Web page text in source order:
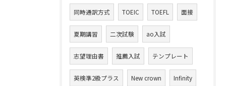
同時通訳方式 TOEIC TOEFL 面接
夏期講習 二次試験 ao入試
志望理由書 推薦入試 テンプレート
英検準2級プラス New crown Infinity